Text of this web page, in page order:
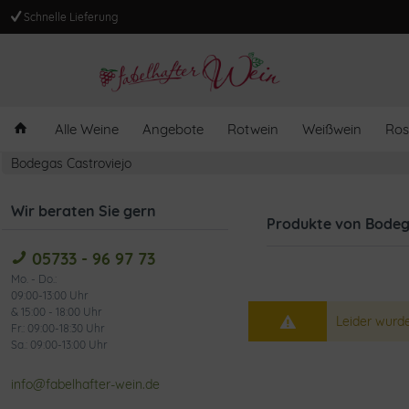
Schnelle Lieferung
Alle Weine Angebote Rotwein Weißwein
Bodegas Castroviejo
Wir beraten Sie gern
05733 - 96 97 73
Mo. - Do.:
09:00-13:00 Uhr
& 15:00 - 18:00 Uhr
Fr.: 09:00-18:30 Uhr
Sa.: 09:00-13:00 Uhr
info@fabelhafter-wein.de
Produkte von
Leider